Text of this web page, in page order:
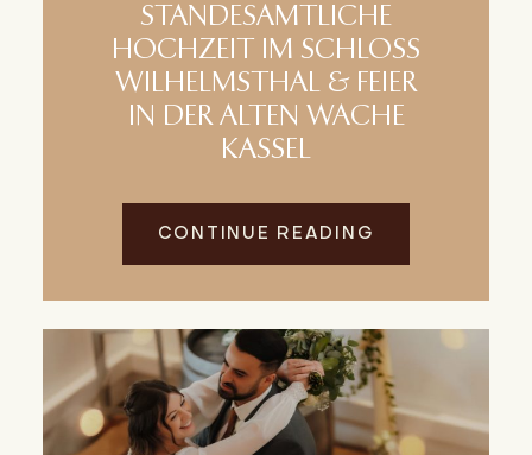
STANDESAMTLICHE
HOCHZEIT IM SCHLOSS
WILHELMSTHAL & FEIER
IN DER ALTEN WACHE
KASSEL
CONTINUE READING